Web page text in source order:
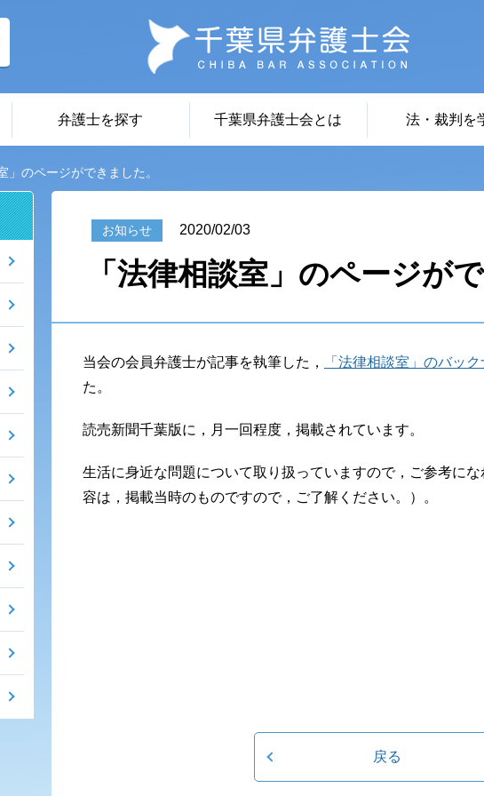
弁護士を探す 千葉県弁護士会とは 法・裁判を
」のページができました。
お知らせ 2020/02/03
「法律相談室」のページが
当会の会員弁護士が記事を執筆した， 「法律相談室」のバッ
た。
読売新聞千葉版に，月一回程度，掲載されています。
生活に身近な問題について取り扱っていますので，ご参考に
容は，掲載当時のものですので，ご了解ください。）。
戻る